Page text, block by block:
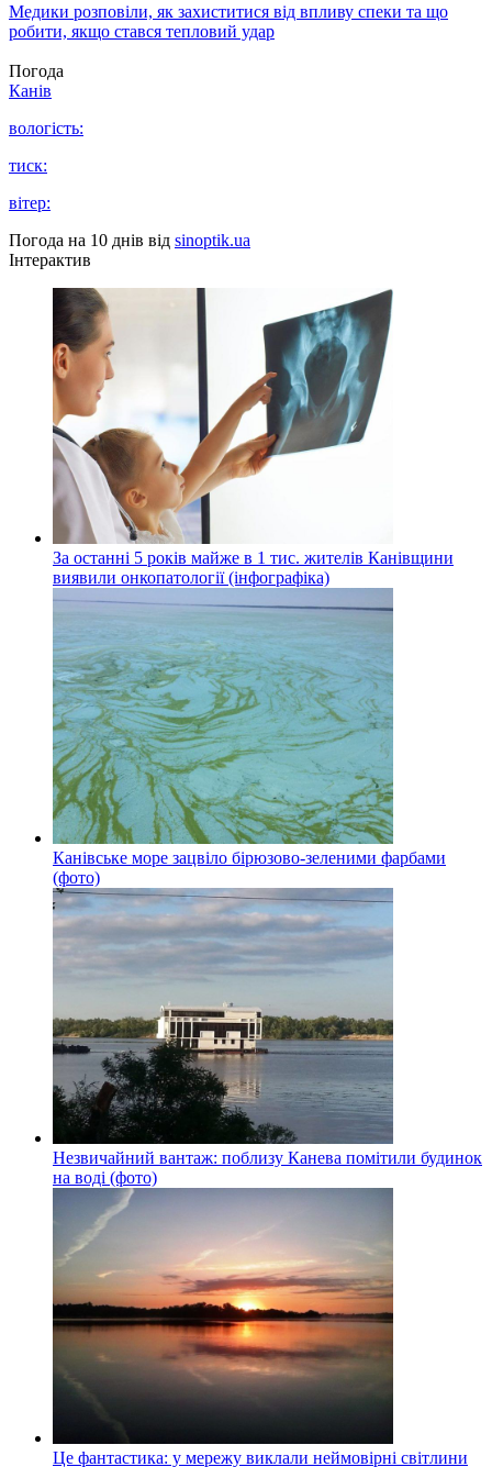
Медики розповіли, як захиститися від впливу спеки та що
робити, якщо стався тепловий удар
Погода
Канів
вологість:
тиск:
вітер:
Погода на 10 днів від sinoptik.ua
Інтерактив
За останні 5 років майже в 1 тис. жителів Канівщини
виявили онкопатології (інфографіка)
Канівське море зацвіло бірюзово-зеленими фарбами
(фото)
Незвичайний вантаж: поблизу Канева помітили будинок
на воді (фото)
Це фантастика: у мережу виклали неймовірні світлини